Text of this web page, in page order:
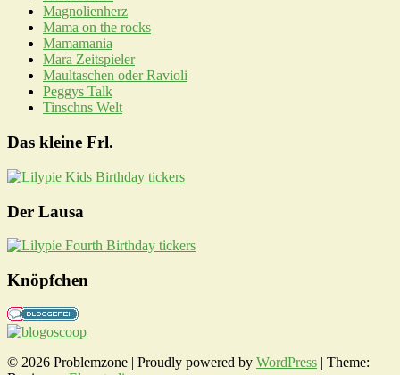
Magnolienherz
Mama on the rocks
Mamamania
Mara Zeitspieler
Maultaschen oder Ravioli
Peggys Talk
Tinschns Welt
Das kleine Frl.
Der Lausa
Knöpfchen
© 2026 Problemzone | Proudly powered by WordPress | Theme: